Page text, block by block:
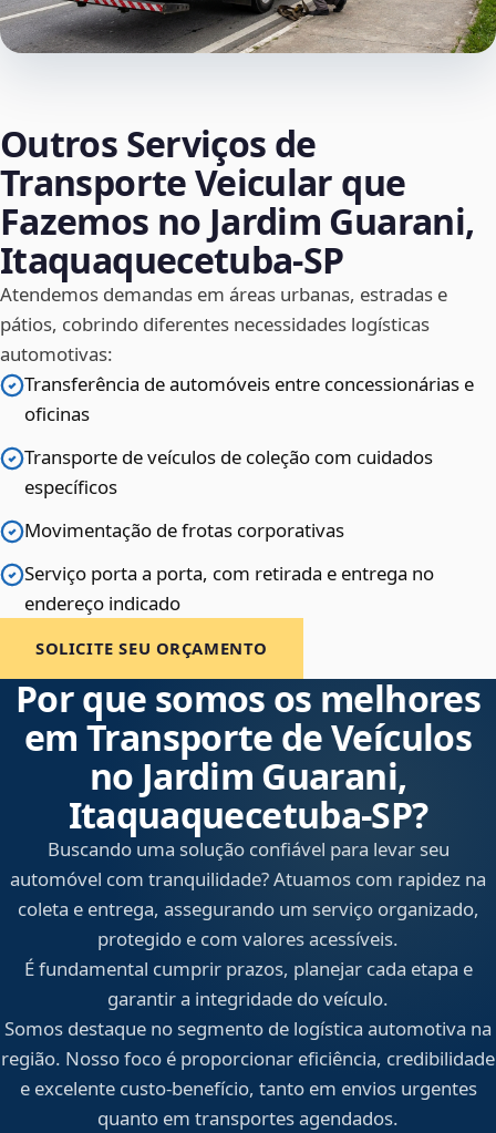
Outros Serviços de
Transporte Veicular que
Fazemos no Jardim Guarani,
Itaquaquecetuba‑SP
Atendemos demandas em áreas urbanas, estradas e
pátios, cobrindo diferentes necessidades logísticas
automotivas:
Transferência de automóveis entre concessionárias e
oficinas
Transporte de veículos de coleção com cuidados
específicos
Movimentação de frotas corporativas
Serviço porta a porta, com retirada e entrega no
endereço indicado
SOLICITE SEU ORÇAMENTO
Por que somos os melhores
em Transporte de Veículos
no Jardim Guarani,
Itaquaquecetuba‑SP?
Buscando uma solução confiável para levar seu
automóvel com tranquilidade? Atuamos com rapidez na
coleta e entrega, assegurando um serviço organizado,
protegido e com valores acessíveis.
É fundamental cumprir prazos, planejar cada etapa e
garantir a integridade do veículo.
Somos destaque no segmento de logística automotiva na
região. Nosso foco é proporcionar eficiência, credibilidade
e excelente custo-benefício, tanto em envios urgentes
quanto em transportes agendados.